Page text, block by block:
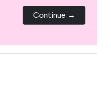
Continue →